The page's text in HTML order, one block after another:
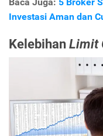
Investasi Aman dan
KelebihanLimit